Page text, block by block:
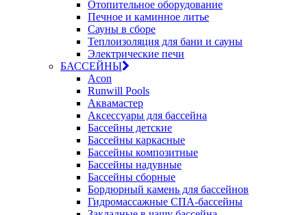
Отопительное оборудование
Печное и каминное литье
Сауны в сборе
Теплоизоляция для бани и сауны
Электрические печи
БАССЕЙНЫ
Acon
Runwill Pools
Аквамастер
Аксессуары для бассейна
Бассейны детские
Бассейны каркасные
Бассейны композитные
Бассейны надувные
Бассейны сборные
Бордюрный камень для бассейнов
Гидромассажные СПА-бассейны